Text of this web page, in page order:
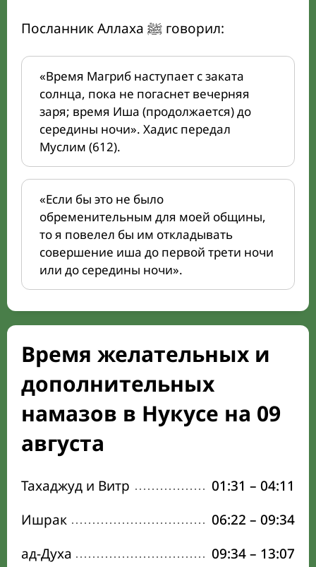
Посланник Аллаха ﷺ говорил:
«Время Магриб наступает с заката
солнца, пока не погаснет вечерняя
заря; время Иша (продолжается) до
середины ночи». Хадис передал
Муслим (612).
«Если бы это не было
обременительным для моей общины,
то я повелел бы им откладывать
совершение иша до первой трети ночи
или до середины ночи».
Время желательных и
дополнительных
намазов в Нукусе на 09
августа
Тахаджуд и Витр 01:31 – 04:11
Ишрак
06:22 – 09:34
ад-Духа
09:34– 13:07